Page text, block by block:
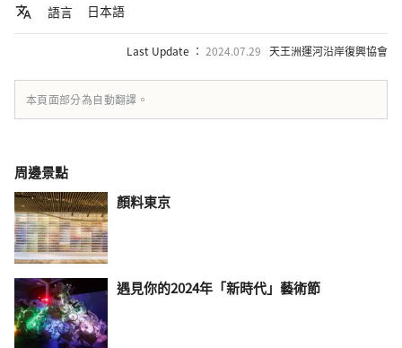
語言 日本語
Last Update ： 2024.07.29 天王洲運河沿岸復興協會
本頁面部分為自動翻譯。
周邊景點
顏料東京
遇見你的2024年「新時代」藝術節